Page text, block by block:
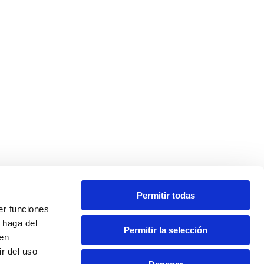
funciones
del
del uso
Permitir todas
Permitir la selección
de Datos Aviso Legal